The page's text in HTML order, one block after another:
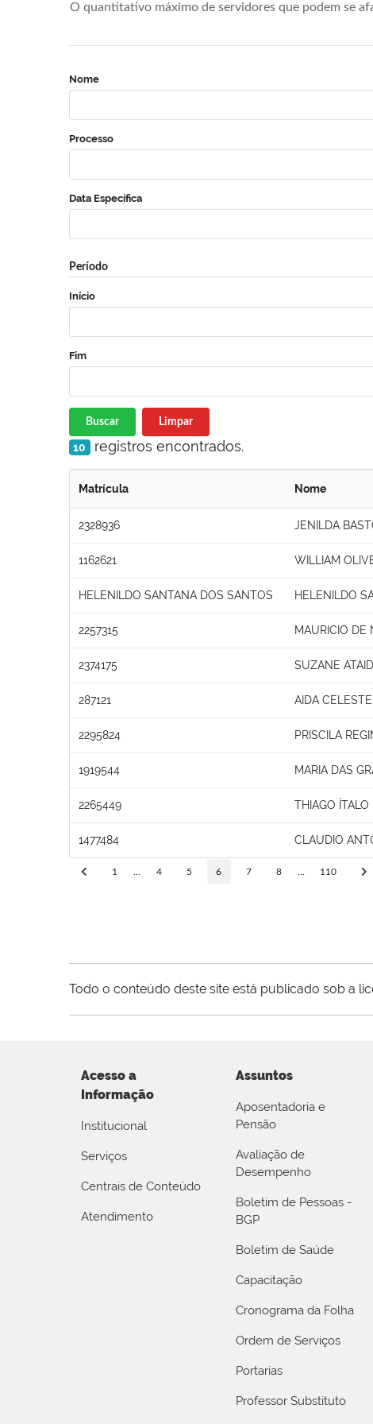
O quantitativo máximo de servidores que podem se
Nome
Processo
Data Específica
Período
Início
Fim
Buscar Limpar
10 registros encontrados.
Matrícula Nome
2328936 JENILDA
1162621 WILLIAM
HELENILDO SANTANA DOS SANTOS HELENILDO
2257315 MAURICIO DE
2374175 SUZANE
287121 AIDA
2295824 PRISCILA
1919544 MARIA DAS
2265449 THIAGO
1477484 CLAUDIO
1 4 5 6 7 8 110
Todo o conteúdo deste site está publicado sob a
Acesso a
Informação
Institucional
Serviços
Centrais de Conteúdo
Atendimento
Assuntos
Aposentadoria e
Pensão
Avaliação de
Desempenho
Boletim de Pessoas -
BGP
Boletim de Saúde
Capacitação
Cronograma da Folha
Ordem de Serviços
Portarias
Professor Substituto